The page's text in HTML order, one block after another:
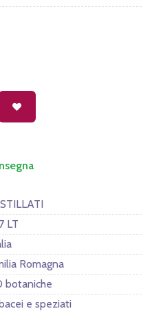
LT
Romagna
botaniche
e speziati